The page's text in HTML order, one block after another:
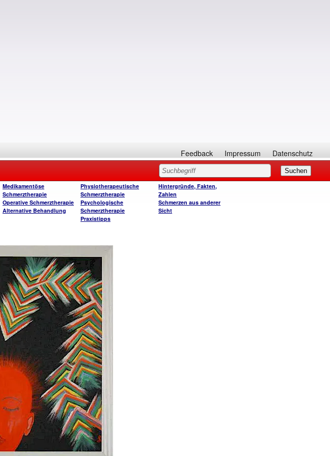
Feedback Impressum Datenschutz
Medikamentöse
Schmerztherapie
Operative Schmerztherapie
Alternative Behandlung
Physiotherapeutische
Schmerztherapie
Psychologische
Schmerztherapie
Praxistipps
Hintergründe, Fakten,
Zahlen
Schmerzen aus anderer
Sicht